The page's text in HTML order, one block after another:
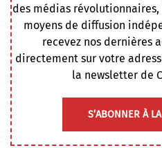
des médias
moyens de diffusion
recevez nos dernières
directement sur votre
la newsletter de
S’ABONNER À